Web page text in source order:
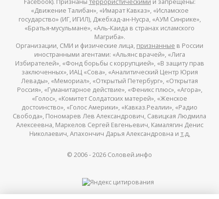
«Движение Талибан», «Имарат Кавказ», «Исламское
государство» (ИГ, ИГИЛ), Джебхад-ан-Нусра, «АУМ Синрике»,
«Братья-мусульмане», «Аль-Каида в странах исламского
Магриба».
Организации, СМИ и физические лица, признанные в России
иностранными агентами: «Альянс врачей», «Лига
Избирателей», «Фонд борьбы с коррупцией», «В защиту прав
заключенных», ИАЦ «Сова», «Аналитический Центр Юрия
Левады», «Мемориал», «Открытый Петербург», «Открытая
Россия», «Гуманитарное действие», «Феникс плюс», «Агора»,
«Голос», «Комитет Солдатских матерей», «Женское
достоинство», «Голос Америки», «Кавказ.Реалии», «Радио
Свобода», Пономарев Лев Александрович, Савицкая Людмила
Алексеевна, Маркелов Сергей Евгеньевич, Камалягин Денис
Николаевич, Апахончич Дарья Александровна и т.д.
© 2006 -2026 Соловей.инфо